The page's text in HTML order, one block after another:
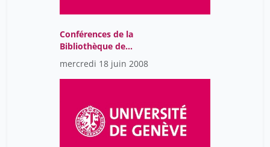
Conférences de la
Bibliothèque de
l’Université de Genève
2018
mercredi 18 juin 2008